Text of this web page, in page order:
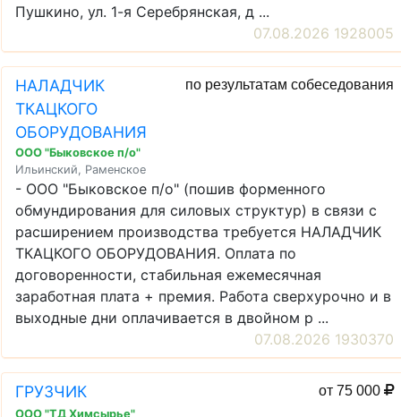
Пушкино, ул. 1-я Серебрянская, д ...
07.08.2026 1928005
НАЛАДЧИК
ТКАЦКОГО
ОБОРУДОВАНИЯ
по результатам собеседования
ООО "Быковское п/о"
Ильинский, Раменское
- ООО "Быковское п/о" (пошив форменного
обмундирования для силовых структур) в связи с
расширением производства требуется НАЛАДЧИК
ТКАЦКОГО ОБОРУДОВАНИЯ. Оплата по
договоренности, стабильная ежемесячная
заработная плата + премия. Работа сверхурочно и в
выходные дни оплачивается в двойном р ...
07.08.2026 1930370
ГРУЗЧИК от 75 000
ООО "ТД Химсырье"